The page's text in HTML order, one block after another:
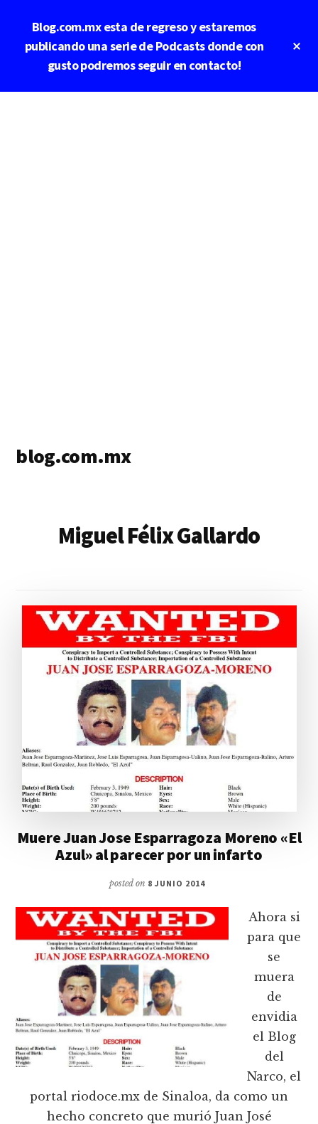
contenido
Blog.com.mx esta de regreso y estaremos
publicando una serie de Podcasts donde con
gusto podremos seguir en contacto!
blog.com.mx
Miguel Félix Gallardo
Muere Juan Jose Esparragoza Moreno «El
Azul» al parecer por un infarto
posted on 8 JUNIO 2014
Ahora si
para que
se
muera
de
envidia
el Blog
del
Narco, el
portal riodoce.mx de Sinaloa, da como un
hecho concreto que murió Juan José